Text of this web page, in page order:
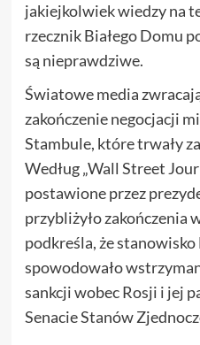
jakiejkolwiek wiedzy na
rzecznik Białego Domu
są nieprawdziwe.
Światowe media
zakończenie negocjacji
Stambule, które trwały
Według „Wall Street
postawione przez
przybliżyło zakończenia
podkreśla, że
spowodowało
sankcji wobec Rosji i jej
Senacie Stanów